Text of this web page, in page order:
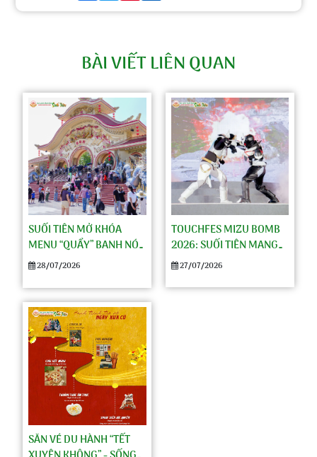
BÀI VIẾT LIÊN QUAN
SUỐI TIÊN MỞ KHÓA
MENU “QUẨY” BANH NÓC
CHO NGÀY VUI CHƠI
28/07/2026
TOUCHFES MIZU BOMB
2026: SUỐI TIÊN MANG
VĂN HÓA NHẬT BẢN ĐẾN
VIỆT
27/07/2026
SĂN VÉ DU HÀNH “TẾT
Đến với Combo Tết